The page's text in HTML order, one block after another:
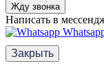
Жду звонка
Написать в
Закрыть